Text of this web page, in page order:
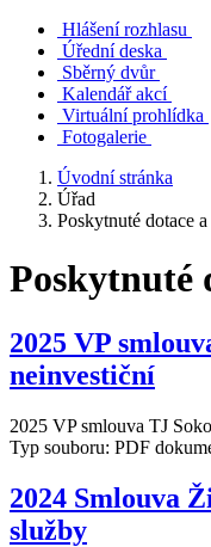
Hlášení rozhlasu
Úřední deska
Sběrný dvůr
Kalendář akcí
Virtuální prohlídka
Fotogalerie
Úvodní stránka
Úřad
Poskytnuté dotace
Poskytnuté
2025 VP
neinvestiční
2025 VP smlouva TJ
Typ souboru: PDF
2024 Smlouva
služby